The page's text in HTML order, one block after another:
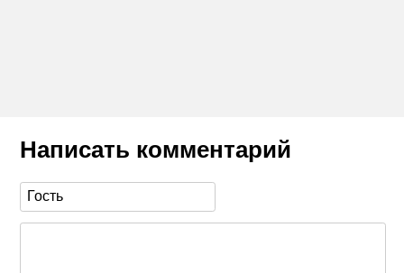
Написать комментарий